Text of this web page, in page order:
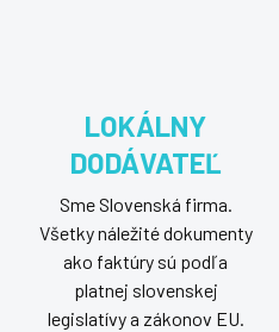
LOKÁLNY
DODÁVATEĽ
Sme Slovenská firma.
Všetky náležité dokumenty
ako faktúry sú podľa
platnej slovenskej
legislatívy a zákonov EU.